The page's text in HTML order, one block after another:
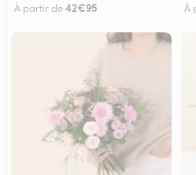
À partir de42€95 À